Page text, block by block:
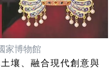
家博物館
壤、融合現代創意與